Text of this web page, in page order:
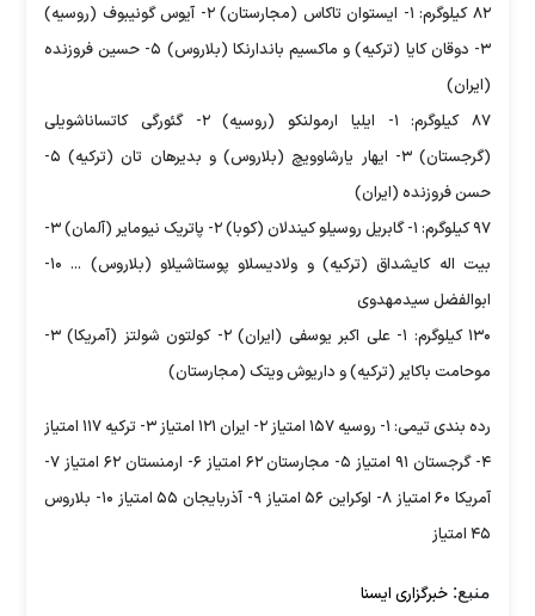
۸۲ کیلوگرم: ۱- ایستوان تاکاس (مجارستان) ۲- آیوس گونیبوف (روسیه)
۳- دوقان کایا (ترکیه) و ماکسیم باندارنکا (بلاروس) ۵- حسین فروزنده
(ایران)
۸۷ کیلوگرم: ۱- ایلیا ارمولنکو (روسیه) ۲- گئورگی کاتساناشویلی
(گرجستان) ۳- ایهار یارشاوویچ (بلاروس) و بدیرهان تان (ترکیه) ۵-
حسن فروزنده (ایران)
۹۷ کیلوگرم: ۱- گابریل روسیلو کیندلان (کوبا) ۲- پاتریک نیومایر (آلمان) ۳-
بیت اله کایشداق (ترکیه) و ولادیسلاو پوستاشیلاو (بلاروس) ... ۱۰-
ابوالفضل سیدمهدوی
۱۳۰ کیلوگرم: ۱- علی اکبر یوسفی (ایران) ۲- کولتون شولتز (آمریکا) ۳-
موحامت باکایر (ترکیه) و داریوش ویتک (مجارستان)
رده بندی تیمی: ۱- روسیه ۱۵۷ امتیاز ۲- ایران ۱۲۱ امتیاز ۳- ترکیه ۱۱۷ امتیاز
۴- گرجستان ۹۱ امتیاز ۵- مجارستان ۶۲ امتیاز ۶- ارمنستان ۶۲ امتیاز ۷-
آمریکا ۶۰ امتیاز ۸- اوکراین ۵۶ امتیاز ۹- آذربایجان ۵۵ امتیاز ۱۰- بلاروس
۴۵ امتیاز
منبع: خبرگزاری ایسنا